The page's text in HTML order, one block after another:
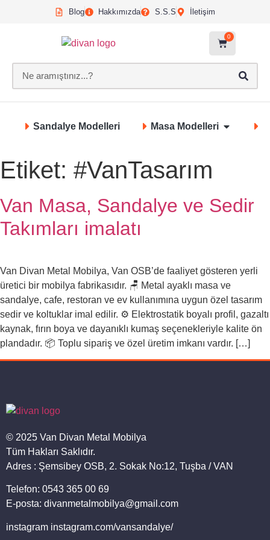
Blog Hakkımızda S.S.S İletişim
0
Sandalye Modelleri Masa Modelleri
Etiket: #VanTasarım
Van Masa, Sandalye ve Sedir
Takımları imalatı
Van Divan Metal Mobilya, Van OSB’de faaliyet gösteren yerli
üretici bir mobilya fabrikasıdır. 🪑 Metal ayaklı masa ve
sandalye, cafe, restoran ve ev kullanımına uygun özel tasarım
sedir ve koltuklar imal edilir. ⚙️ Elektrostatik boyalı profil, gazaltı
kaynak, fırın boya ve dayanıklı kumaş seçenekleriyle kalite ön
plandadır. 📦 Toplu sipariş ve özel üretim imkanı vardır. […]
© 2025 Van Divan Metal Mobilya
Tüm Hakları Saklıdır.
Adres : Şemsibey OSB, 2. Sokak No:12, Tuşba / VAN
Telefon: 0543 365 00 69
E-posta: divanmetalmobilya@gmail.com
instagram instagram.com/vansandalye/